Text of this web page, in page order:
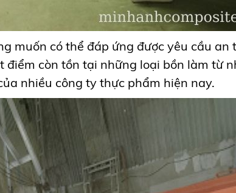
muốn có thể đáp ứng được yêu cầu
còn tồn tại những loại bồn làm từ
nhiều công ty thực phẩm hiện nay.